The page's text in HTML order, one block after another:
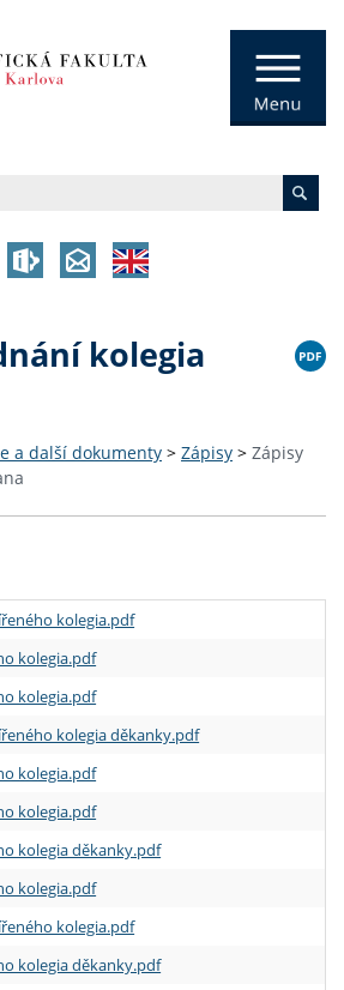
kolegia
a další dokumenty > Zápisy > Zápisy
kolegia.pdf
kolegia.pdf
kolegia.pdf
kolegia děkanky.pdf
kolegia.pdf
kolegia.pdf
kolegia děkanky.pdf
kolegia.pdf
kolegia.pdf
kolegia děkanky.pdf